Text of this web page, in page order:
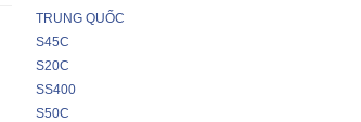
TRUNG QUỐC
S45C
S20C
SS400
S50C